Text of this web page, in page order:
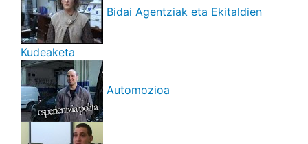
Bidai Agentziak eta Ekitaldien
Kudeaketa
Automozioa